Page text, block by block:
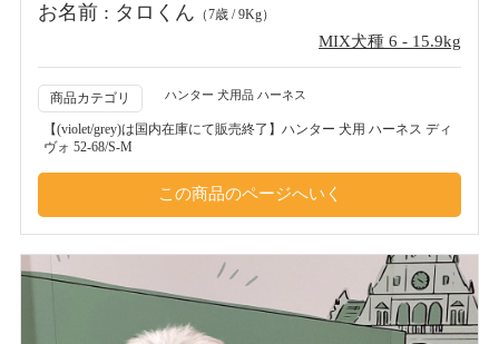
お名前 : タロくん （7歳 / 9Kg）
MIX犬種 6 - 15.9kg
商品カテゴリ ハンター 犬用品 ハーネス
【(violet/grey)は国内在庫にて販売終了】ハンター 犬用 ハーネス ディ
ヴォ 52-68/S-M